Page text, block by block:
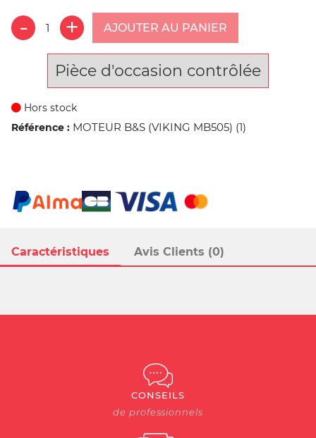
Caractéristiques Avis Clients (0)
AJOUTER AU PANIER
Pièce d'occasion contrôlée
Hors stock
Référence : MOTEUR B&S (VIKING MB505) (1)
CONSEILS
de professionnels